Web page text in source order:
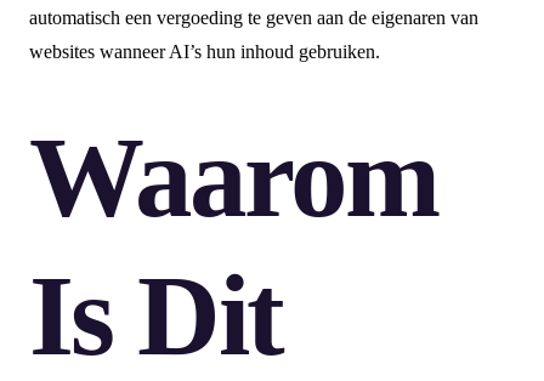
automatisch een vergoeding te geven aan de eigenaren van
websites wanneer AI’s hun inhoud gebruiken.
Waarom
Is Dit